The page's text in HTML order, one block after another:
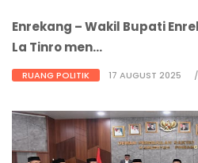
Enrekang – Wakil Bupati
La Tinromen...
RUANG POLITIK 17 AUGUST 2025